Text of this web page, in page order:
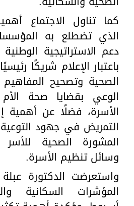
كما تناول الاجتماع
الذي تضطلع به
دعم الاستراتيجية
باعتبار الإعلام شريكًا
الصحية وتصحيح المفاهيم
الوعي بقضايا صحة
الأسرة، فضلًا عن أهمية
التمريض في جهود التوعية
المشورة الصحية
وسائل تنظيم الأسرة.
واستعرضت الدكتورة
المؤشرات السكانية